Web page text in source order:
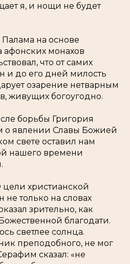
я, и нощи не будет
на основе
афонских монахов
что от самих
и до его дней милость
озарение нетварным
живущих богоугодно.
борьбы Григория
о явлении Славы Божией
свете оставил нам
нашего времени
христианской
не только на словах
зрительно, как
благодати.
светлее солнца.
преподобного, не мог
сказал: «не